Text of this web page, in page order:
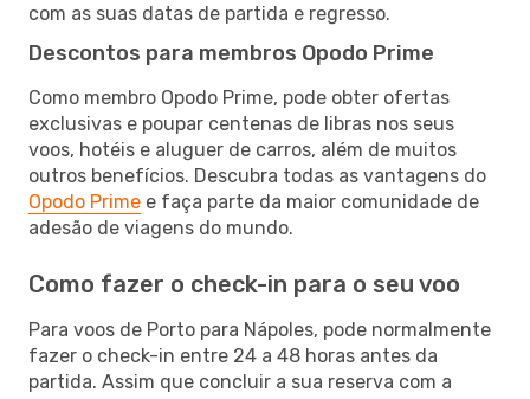
com as suas datas de partida e regresso.
Descontos para membros Opodo Prime
Como membro Opodo Prime, pode obter ofertas
exclusivas e poupar centenas de libras nos seus
voos, hotéis e aluguer de carros, além de muitos
outros benefícios. Descubra todas as vantagens do
Opodo Prime e faça parte da maior comunidade de
adesão de viagens do mundo.
Como fazer o check-in para o seu voo
Para voos de Porto para Nápoles, pode normalmente
fazer o check-in entre 24 a 48 horas antes da
partida. Assim que concluir a sua reserva com a